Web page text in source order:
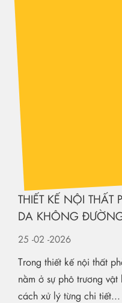
THIẾT KẾ NỘI
DA KHÔNG
25 -02 -2026
Trong thiết kế nội thất
nằm ở sự phô trương
cách xử lý từng chi tiết...